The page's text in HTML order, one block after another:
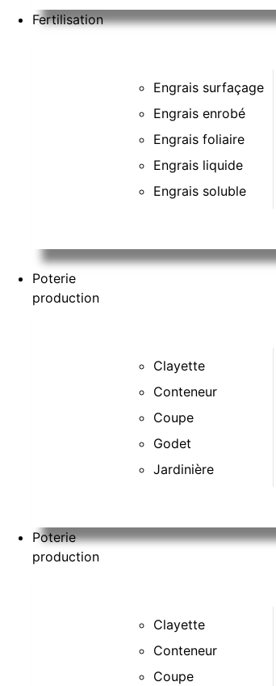
Fertilisation
Engrais surfaçage
Engrais enrobé
Engrais foliaire
Engrais liquide
Engrais soluble
Poterie
production
Clayette
Conteneur
Coupe
Godet
Jardinière
Poterie
production
Clayette
Conteneur
Coupe